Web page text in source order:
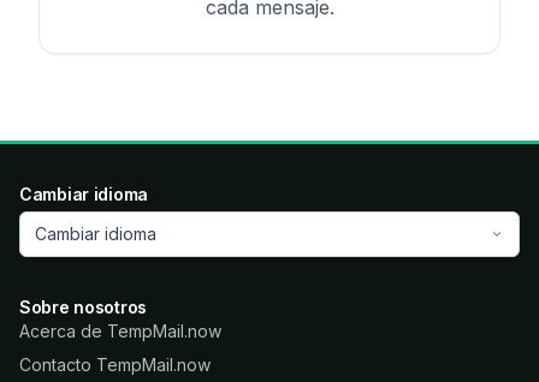
cada mensaje.
Cambiar idioma
Cambiar idioma
Sobre nosotros
Acerca de TempMail.now
Contacto TempMail.now